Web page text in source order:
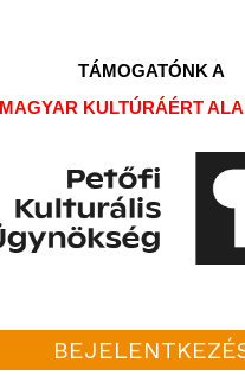
TÁMOGATÓNK A
KULTÚRÁÉRT